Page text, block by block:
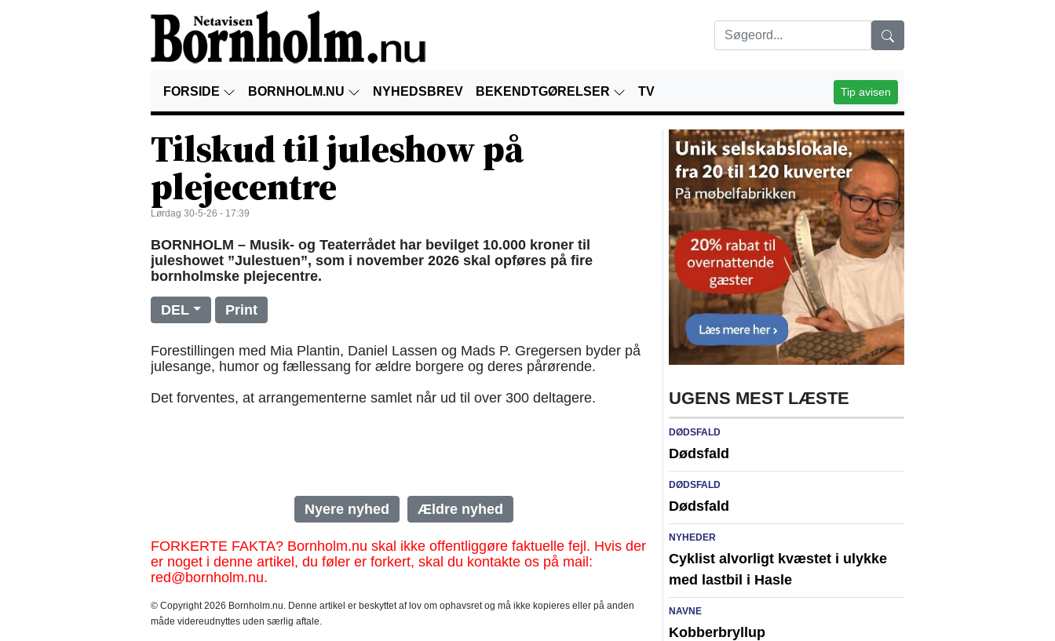
FORSIDE BORNHOLM.NU NYHEDSBREV BEKENDTGØRELSER TV Tip avisen
Tilskud til juleshow på
plejecentre
Lørdag 30-5-26 - 17:39
BORNHOLM – Musik- og Teaterrådet har bevilget 10.000 kroner til
juleshowet ”Julestuen”, som i november 2026 skal opføres på fire
bornholmske plejecentre.
DEL Print
Forestillingen med Mia Plantin, Daniel Lassen og Mads P. Gregersen byder på
julesange, humor og fællessang for ældre borgere og deres pårørende.
Det forventes, at arrangementerne samlet når ud til over 300 deltagere.
Nyere nyhed Ældre nyhed
FORKERTE FAKTA? Bornholm.nu skal ikke offentliggøre faktuelle fejl. Hvis der
er noget i denne artikel, du føler er forkert, skal du kontakte os på mail:
red@bornholm.nu.
© Copyright 2026 Bornholm.nu. Denne artikel er beskyttet af lov om ophavsret og må ikke kopieres eller på anden
måde videreudnyttes uden særlig aftale.
UGENS MEST LÆSTE
DØDSFALD
Dødsfald
DØDSFALD
Dødsfald
NYHEDER
Cyklist alvorligt kvæstet i ulykke
med lastbil i Hasle
NAVNE
Kobberbryllup